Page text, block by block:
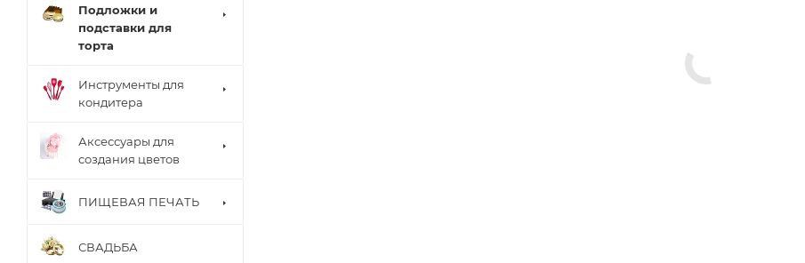
Подложки и
подставки для
торта
Инструменты для
кондитера
Аксессуары для
создания цветов
ПИЩЕВАЯ ПЕЧАТЬ
СВАДЬБА